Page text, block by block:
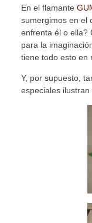
En el flamante
sumergimos en el
enfrenta él o ella?
para la
tiene todo esto en
Y, por supuesto,
especiales